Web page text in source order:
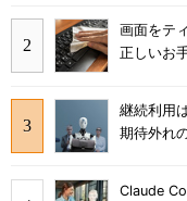
画面をテ
正しいお
継続利用
期待外れ
Claude